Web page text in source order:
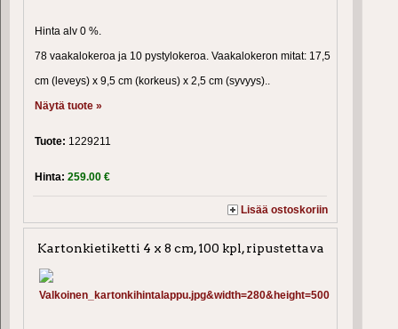
Hinta alv 0 %.
78 vaakalokeroa ja 10 pystylokeroa. Vaakalokeron mitat: 17,5
cm (leveys) x 9,5 cm (korkeus) x 2,5 cm (syvyys)..
Näytä tuote »
Tuote: 1229211
Hinta: 259.00 €
Lisää ostoskoriin
Kartonkietiketti 4 x 8 cm, 100 kpl, ripustettava